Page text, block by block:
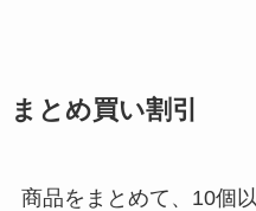
まとめ買い割引
商品をまとめて、10個